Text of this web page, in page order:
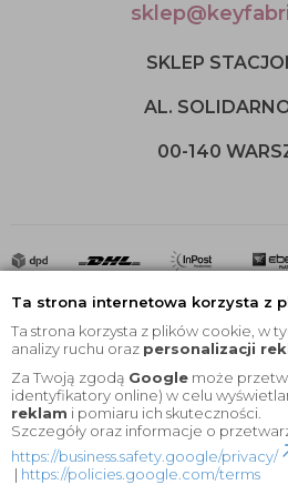
Ta strona internetowa korzysta z
Ta strona korzysta z plików cookie, w
analizy ruchu oraz personalizacji
Za Twoją zgodą Google może
identyfikatory online) w celu
reklam i pomiaru ich skuteczności.
Szczegóły oraz informacje o
https://business.safety.google/privacy/
| https://policies.google.com/terms
SKLEP
AL.
00-140
2020 © Wszelkie Prawa
Projekt i oprogramowanie